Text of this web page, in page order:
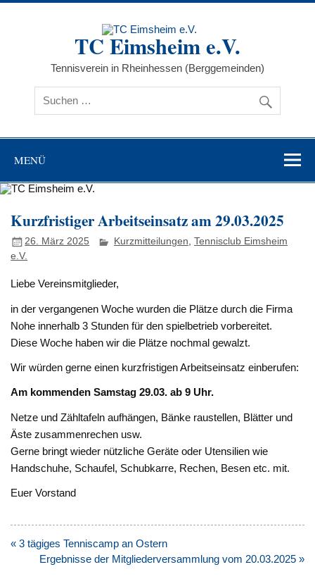
Zum
TC Eimsheim e.V.
Tennisverein in Rheinhessen (Berggemeinden)
MENÜ
Kurzfristiger Arbeitseinsatz am 29.03.2025
26. März 2025 Kurzmitteilungen,Tennisclub Eimsheim
e.V.
Liebe Vereinsmitglieder,
in der vergangenen Woche wurden die Plätze durch die Firma
Nohe innerhalb 3 Stunden für den spielbetrieb vorbereitet.
Diese Woche haben wir die Plätze nochmal gewalzt.
Wir würden gerne einen kurzfristigen Arbeitseinsatz einberufen:
Am kommenden Samstag 29.03. ab 9 Uhr.
Netze und Zähltafeln aufhängen, Bänke raustellen, Blätter und
Äste zusammenrechen usw.
Gerne bringt wieder nützliche Geräte oder Utensilien wie
Handschuhe, Schaufel, Schubkarre, Rechen, Besen etc. mit.
Euer Vorstand
Beitragsnavigation
« 3 tägiges Tenniscamp an Ostern
Ergebnisse der Mitgliederversammlung vom 20.03.2025 »